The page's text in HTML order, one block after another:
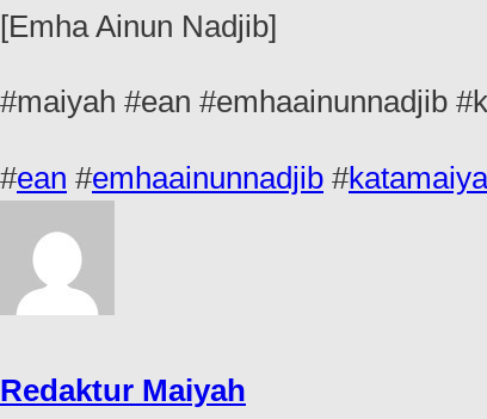
[Emha Ainun Nadjib]
#maiyah #ean #emhaainunnadjib
#ean #emhaainunnadjib #
Redaktur Maiyah